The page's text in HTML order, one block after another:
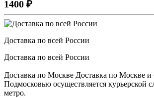
1400 ₽
Доставка по всей России
Доставка по всей России
Доставка по Москве Доставка по Москве
Подмосковью осуществляется курьерской
метро.